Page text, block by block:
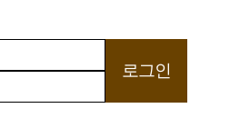
로그인